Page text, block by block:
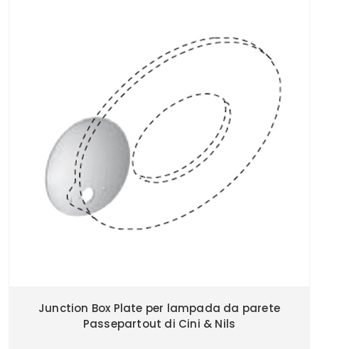
Junction Box Plate per lampada da parete
Passepartout di Cini & Nils